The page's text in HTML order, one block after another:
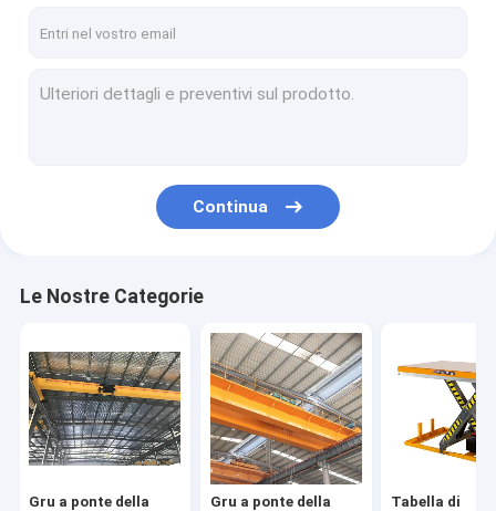
Singola gru a cavalletto della trave
Crane Hoist elettrico
Gru a portale del porto
Piattaforma elevatrice idraulica
Ponte che erige macchina
Continua
Le Nostre Categorie
Gru a ponte della
Gru a ponte della
Tabella di